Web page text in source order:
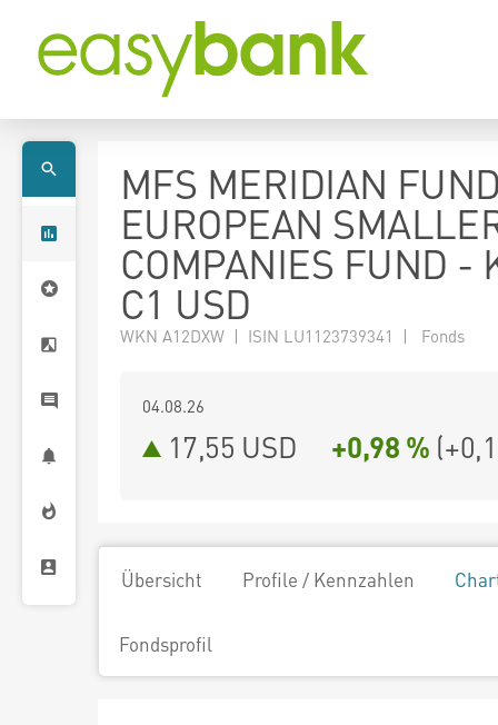
MFS MERIDIAN
EUROPEAN
COMPANIES FUND -
C1 USD
WKN A12DXW | ISIN LU1123739341 | Fonds
04.08.26
17,55 USD +0,98 % (
Übersicht Profile / Kennzahlen
Fondsprofil